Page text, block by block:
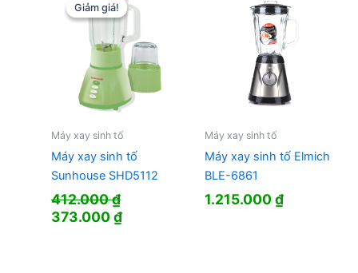
Giảm giá!
Giảm giá!
Máy xay sinh tố
Máy xay sinh tố
Sunhouse SHD5112
412.000₫
Giá
373.000₫Giá
Máy xay sinh tố
Máy xay sinh tố Elmich
BLE-6861
1.215.000₫